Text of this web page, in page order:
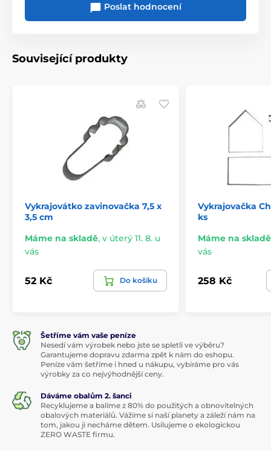
Poslat hodnocení
Související produkty
Vykrajovátko zavinovačka 7,5 x
3,5 cm
Máme na skladě, v úterý 11. 8. u
vás
52 Kč Do košíku
Vykrajovačka
ks
Máme na skladě
vás
258 Kč
Šetříme vám vaše peníze
Nesedí vám výrobek nebo jste se spletli ve výběru?
Garantujeme dopravu zdarma zpět k nám do eshopu.
Peníze vám šetříme i hned u nákupu, vybíráme pro vás
výrobky za co nejvýhodnější ceny.
Dáváme obalům 2. šanci
Recyklujeme a balíme z 80% do použitých a obnovitelných
obalových materiálů. Vážíme si naší planety a záleží nám na
tom, jakou ji necháme dětem. Usilujeme o ekologickou
ZERO WASTE firmu.